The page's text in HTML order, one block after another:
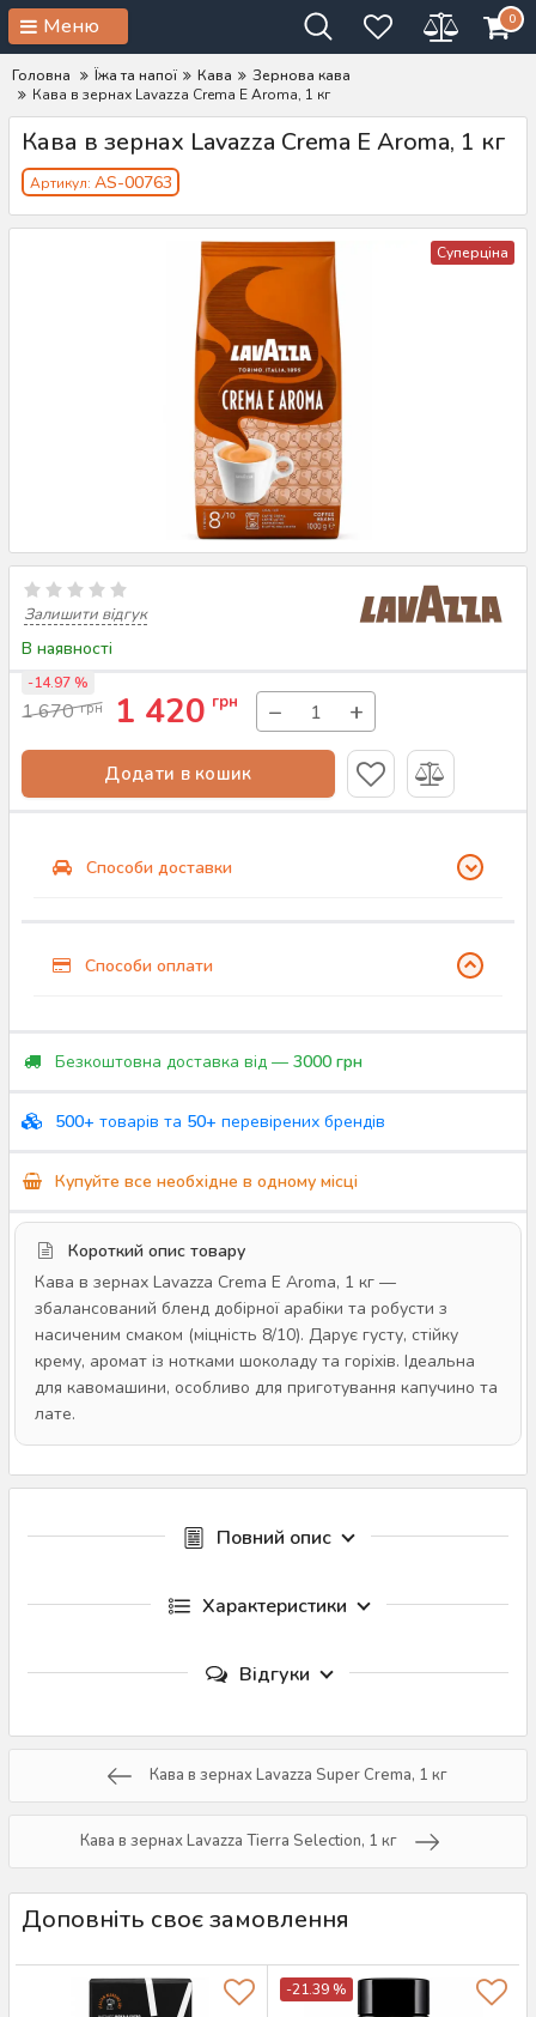
Меню 0
Головна Їжа та напої Кава
Зернова кава
Кава в зернах Lavazza Crema E Aroma, 1 кг
Кава в зернах Lavazza Crema E Aroma, 1 кг
Артикул: AS-00763
Суперціна
Залишити відгук
В наявності
1 670 грн 1 420 грн
-14.97 %
− +
Додати в кошик
Способи доставки
Способи оплати
Безкоштовна доставка від — 3000 грн
500+ товарів та 50+ перевірених брендів
Купуйте все необхідне в одному місці
Короткий опис товару
Кава в зернах Lavazza Crema E Aroma, 1 кг —
збалансований бленд добірної арабіки та робусти з
насиченим смаком (міцність 8/10). Дарує густу, стійку
крему, аромат із нотками шоколаду та горіхів. Ідеальна
для кавомашини, особливо для приготування капучино та
лате.
Повний опис
Характеристики
Відгуки
Кава в зернах Lavazza Super Crema, 1 кг
Кава в зернах Lavazza Tierra Selection, 1 кг
Доповніть своє замовлення
-21.39 %